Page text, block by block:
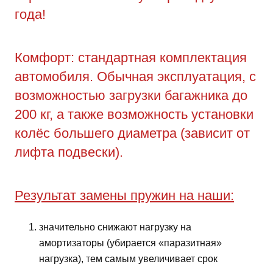
года!
Комфорт: стандартная комплектация
автомобиля. Обычная эксплуатация, с
возможностью загрузки багажника до
200 кг, а также возможность установки
колёс большего диаметра (зависит от
лифта подвески).
Результат замены пружин на наши:
значительно снижают нагрузку на
амортизаторы (убирается «паразитная»
нагрузка), тем самым увеличивает срок